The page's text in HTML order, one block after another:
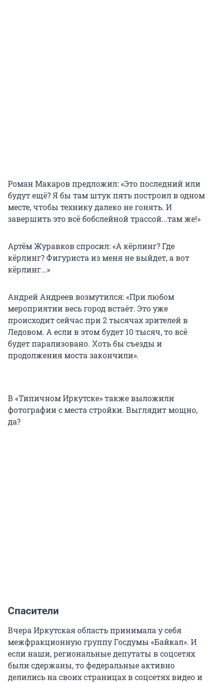
Роман Макаров предложил: «Это последний или
будут ещё? Я бы там штук пять построил в одном
месте, чтобы технику далеко не гонять. И
завершить это всё бобслейной трассой...там же!»
Артём Журавков спросил: «А кёрлинг? Где
кёрлинг? Фигуриста из меня не выйдет, а вот
кёрлинг...»
Андрей Андреев возмутился: «При любом
мероприятии весь город встаёт. Это уже
происходит сейчас при 2 тысячах зрителей в
Ледовом. А если в этом будет 10 тысяч, то всё
будет парализовано. Хоть бы съезды и
продолжения моста закончили».
В «Типичном Иркутске» также выложили
фотографии с места стройки. Выглядит мощно,
да?
Спасители
Вчера Иркутская область принимала у себя
межфракционную группу Госдумы «Байкал». И
если наши, региональные депутаты в соцсетях
были сдержаны, то федеральные активно
делились на своих страницах в соцсетях видео и